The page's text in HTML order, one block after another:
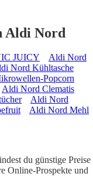
Aldi Nord
JUICY
Aldi Nord
Nord Kühltasche
Popcorn
Aldi Nord Clematis
Aldi Nord
Aldi Nord Mehl
du günstige Preise
Online-Prospekte und